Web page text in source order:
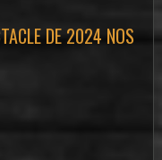
DE 2024 NOS